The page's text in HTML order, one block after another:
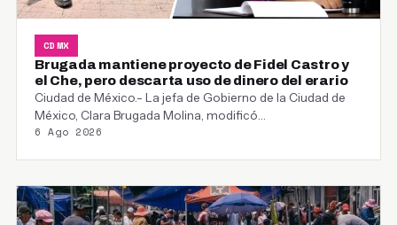
CDMX
Brugada mantiene proyecto de Fidel Castro y
el Che, pero descarta uso de dinero del erario
Ciudad de México.- La jefa de Gobierno de la Ciudad de
México, Clara Brugada Molina, modificó…
6 Ago 2026